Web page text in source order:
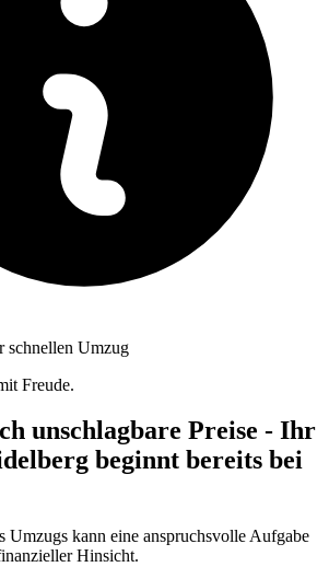
schnellen Umzug
Freude.
unschlagbare Preise - Ihr
beginnt bereits bei
Umzugs kann eine anspruchsvolle Aufgabe
Hinsicht.